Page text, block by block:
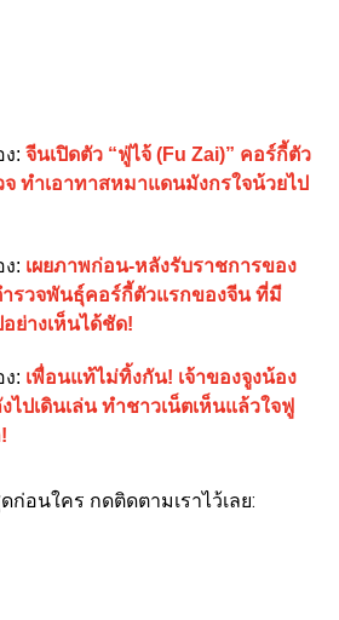
: จีนเปิดตัว “ฟู่ไจ้ (Fu Zai)” คอร์กี้ตัว
ทำเอาทาสหมาแดนมังกรใจน้วยไป
: เผยภาพก่อน-หลังรับราชการของ
ำรวจพันธุ์คอร์กี้ตัวแรกของจีน ที่มี
ย่างเห็นได้ชัด!
: เพื่อนแท้ไม่ทิ้งกัน! เจ้าของจูงน้อง
ปเดินเล่น ทำชาวเน็ตเห็นแล้วใจฟู
อนใคร กดติดตามเราไว้เลย: